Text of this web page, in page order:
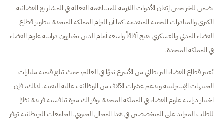
يضمن للخريجين إتقان الأدوات اللازمة للمساهمة الفعالة في المشاريع الفضائية
الكبرى والمبادرات البحثية المتقدمة. كما أن التزام المملكة المتحدة بتطوير قطاع
الفضاء المدني والعسكري يفتح آفاقاً واسعة أمام الذين يختارون دراسة علوم الفضاء
في المملكة المتحدة.
يُعتبر قطاع الفضاء البريطاني من الأسرع نموًا في العالم، حيث تبلغ قيمته مليارات
الجنيهات الإسترلينية ويدعم عشرات الآلاف من الوظائف عالية التقنية. لذلك، فإن
اختيار دراسة علوم الفضاء في المملكة المتحدة يوفر لك ميزة تنافسية فريدة نظرًا
للطلب المتزايد على المتخصصين في هذا المجال الحيوي. الجامعات البريطانية توفر